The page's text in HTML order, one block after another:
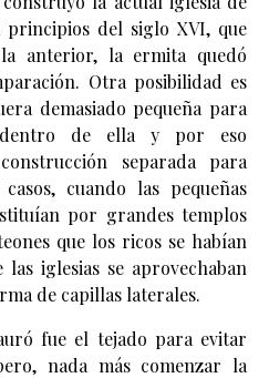
principios del siglo XVI, que
anterior, la ermita quedó
Otra posibilidad es
demasiado pequeña para
de ella y por eso
separada para
cuando las pequeñas
por grandes templos
que los ricos se habían
iglesias se aprovechaban
de capillas laterales.
fue el tejado para evitar
nada más comenzar la